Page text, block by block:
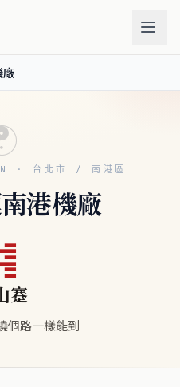
廠
· 台北市 / 南港區
港機廠
蹇
個路一樣能到